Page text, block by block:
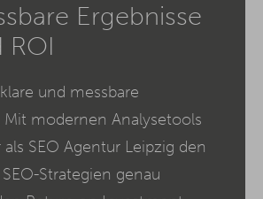
Ergebnisse
ROI
und messbare
Mit modernen Analysetools
SEO Agentur Leipzig den
Strategien genau